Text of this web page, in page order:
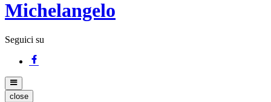
Michelangelo
Seguici su
close